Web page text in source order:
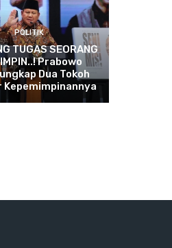
POLITIK
TUGAS SEORANG
Prabowo
Dua Tokoh
Kepemimpinannya